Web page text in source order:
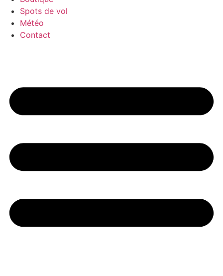
Spots de vol
Météo
Contact